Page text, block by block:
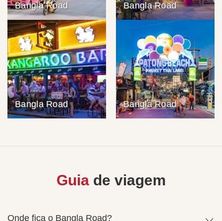
Bangla Road Bangla Road
Bangla Road Bangla Road
Guiade viagem
Onde fica o Bangla Road?